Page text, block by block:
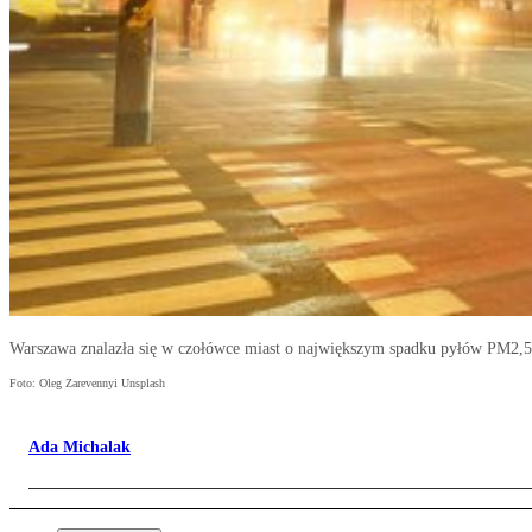
Warszawa znalazła się w czołówce miast o największym spadku pyłów
Foto: Oleg Zarevennyi Unsplash
Ada Michalak